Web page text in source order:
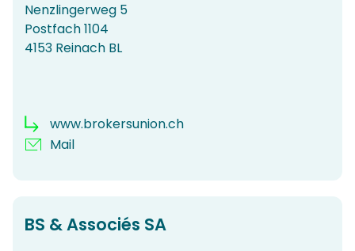
Nenzlingerweg 5
Postfach 1104
4153 Reinach BL
www.brokersunion.ch
Mail
BS & Associés SA